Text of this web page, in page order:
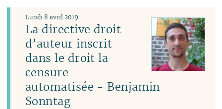
La directive droit
d’auteur inscrit
dans le droit la
censure
automatisée - Benjamin
Sonntag
Lundi 8 avril 2019